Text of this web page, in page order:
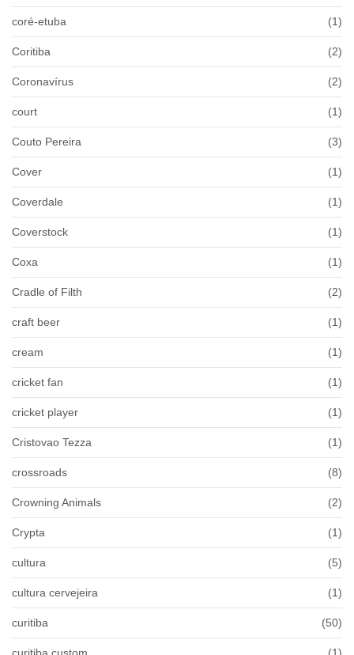
coré-etuba (1)
Coritiba (2)
Coronavírus (2)
court (1)
Couto Pereira (3)
Cover (1)
Coverdale (1)
Coverstock (1)
Coxa (1)
Cradle of Filth (2)
craft beer (1)
cream (1)
cricket fan (1)
cricket player (1)
Cristovao Tezza (1)
crossroads (8)
Crowning Animals (2)
Crypta (1)
cultura (5)
cultura cervejeira (1)
curitiba (50)